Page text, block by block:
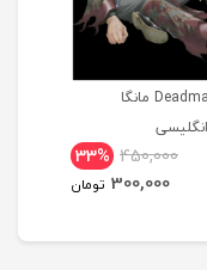
مانگا Deadman Wonderland مانگا
33% 450,000
300,000 تومان